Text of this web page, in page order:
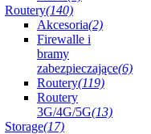
Routery(140)
Akcesoria(2)
Firewalle i
bramy
zabezpieczające(6)
Routery(119)
Routery
3G/4G/5G(13)
Storage(17)